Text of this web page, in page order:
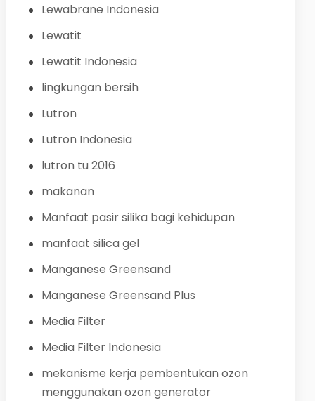
Lewabrane Indonesia
Lewatit
Lewatit Indonesia
lingkungan bersih
Lutron
Lutron Indonesia
lutron tu 2016
makanan
Manfaat pasir silika bagi kehidupan
manfaat silica gel
Manganese Greensand
Manganese Greensand Plus
Media Filter
Media Filter Indonesia
mekanisme kerja pembentukan ozon
menggunakan ozon generator